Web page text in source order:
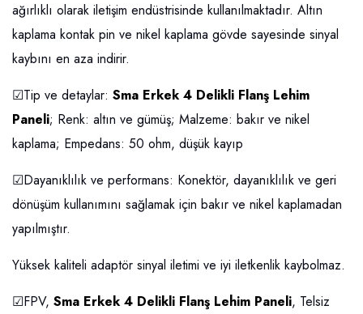
ağırlıklı olarak iletişim endüstrisinde kullanılmaktadır. Altın
kaplama kontak pin ve nikel kaplama gövde sayesinde sinyal
kaybını en aza indirir.
☑Tip ve detaylar: Sma Erkek 4 Delikli Flanş Lehim
Paneli; Renk: altın ve gümüş; Malzeme: bakır ve nikel
kaplama; Empedans: 50 ohm, düşük kayıp
☑Dayanıklılık ve performans: Konektör, dayanıklılık ve geri
dönüşüm kullanımını sağlamak için bakır ve nikel kaplamadan
yapılmıştır.
Yüksek kaliteli adaptör sinyal iletimi ve iyi iletkenlik kaybolmaz.
☑FPV, Sma Erkek 4 Delikli Flanş Lehim Paneli, Telsiz